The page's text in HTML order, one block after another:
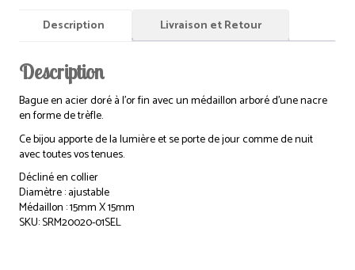
Description Livraison et Retour
Description
Bague en acier doré à l’or fin avec un médaillon arboré d’une nacre
en forme de trèfle.
Ce bijou apporte de la lumière et se porte de jour comme de nuit
avec toutes vos tenues.
Décliné en collier
Diamètre : ajustable
Médaillon : 15mm X 15mm
SKU: SRM20020-01SEL